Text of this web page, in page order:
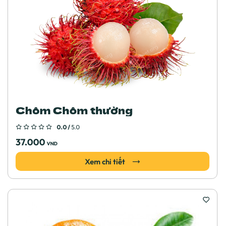
Chôm Chôm thường
0.0 /5.0
37.000 VND
Xem chi tiết